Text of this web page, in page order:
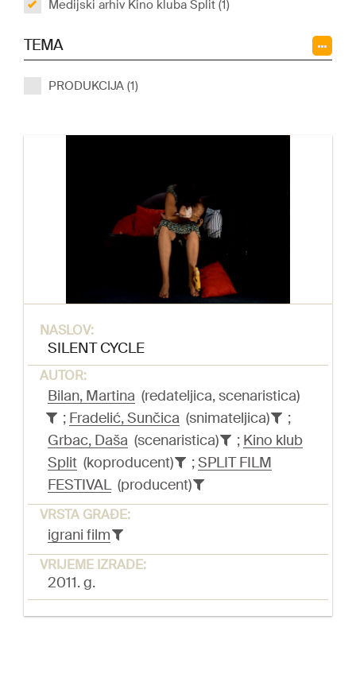
Medijski arhiv Kino kluba Split (1)
TEMA
PRODUKCIJA (1)
NASLOV:
SILENT CYCLE
AUTOR:
Bilan, Martina (redateljica, scenaristica)
; Fradelić, Sunčica (snimateljica)
;
Grbac, Daša (scenaristica) ; Kino klub
Split (koproducent) ;SPLIT FILM
FESTIVAL(producent)
VRSTA GRAĐE:
igrani film
VRIJEME IZRADE:
2011. g.